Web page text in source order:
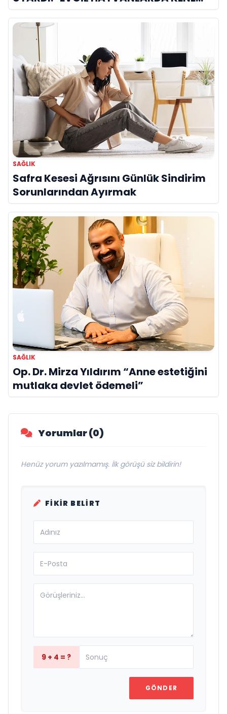
KAYNAKLI KAN HASTALIKLARI BU AYDA
ZİRVE YAPIYOR!"
SAĞLIK
Safra Kesesi Ağrısını Günlük Sindirim
Sorunlarından Ayırmak
SAĞLIK
Op. Dr. Mirza Yıldırım “Anne estetiğini
mutlaka devlet ödemeli”
Yorumlar (0)
Henüz yorum yazılmamış. İlk görüşü siz bildirin!
FIKIR BELIRT
9 + 4 = ?
GÖNDER